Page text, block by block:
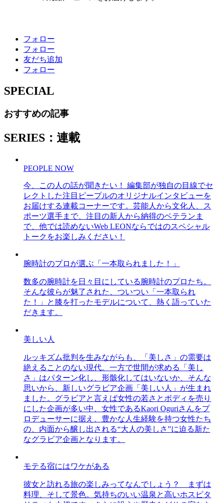
フォロー
フォロー
友だち追加
フォロー
SPECIAL
おすすめの記事
SERIES：連載
PEOPLE NOW
今、この人の話が聞きたい！ 編集部が独自の目線でセ
レクトした注目ピープルのオリジナルインタビューを
お届けする連載コーナーです。芸能人から文化人、ス
ポーツ選手まで、注目の新人から納得のベテランま
で、他では読めないWeb LEONならではのスペシャル
トークをお楽しみください！
腕時計のプロが選ぶ「一本取られました！」
数多の腕時計を日々目にしている腕時計のプロたち。
そんな彼らが魅了された、ついつい「一本取られ
た！」と膝を打ったモデルについて、熱く語っていた
だきます。
美しい人
ルッキズム批判を生みながらも、「美しさ」の需要は
絶えることのない現代。一方で世間が求める「美し
さ」はパターン化し、形骸化してはいないか、そんな
思いから、新しいグラビア企画「美しい人」が生まれ
ました。グラビアと言えば女性の若さとボディを売り
にした企画が多い中、女性であるKaori Oguriさんをプ
ロデューサーに据え、豊かな人生経験を持つ女性たち
の、内面から醸し出される“大人の美しさ”に迫る新た
なグラビア企画となります。
モテる宿にはワケがある
彼女と訪れる旅の楽しみってなんでしょう？ まずは
料理、そして景色。気持ちのいい温泉と高いホスピタ